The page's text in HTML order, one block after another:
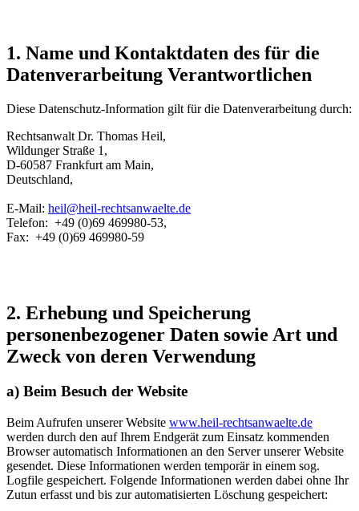
1. Name und Kontaktdaten des für die
Datenverarbeitung Verantwortlichen
Diese Datenschutz-Information gilt für die Datenverarbeitung durch:
Rechtsanwalt Dr. Thomas Heil,
Wildunger Straße 1,
D-60587 Frankfurt am Main,
Deutschland,
E-Mail: heil@heil-rechtsanwaelte.de
Telefon: +49 (0)69 469980-53,
Fax: +49 (0)69 469980-59
2. Erhebung und Speicherung
personenbezogener Daten sowie Art und
Zweck von deren Verwendung
a) Beim Besuch der Website
Beim Aufrufen unserer Website www.heil-rechtsanwaelte.de
werden durch den auf Ihrem Endgerät zum Einsatz kommenden
Browser automatisch Informationen an den Server unserer Website
gesendet. Diese Informationen werden temporär in einem sog.
Logfile gespeichert. Folgende Informationen werden dabei ohne Ihr
Zutun erfasst und bis zur automatisierten Löschung gespeichert: